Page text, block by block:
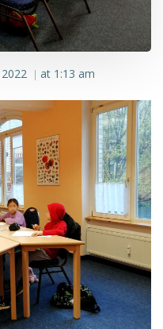
| at 1:13 am